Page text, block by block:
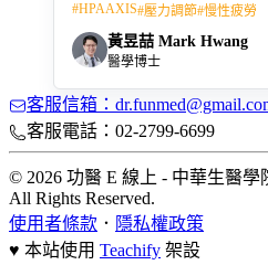
#HPAAXIS#壓力調節#慢性疲勞
黃昱喆 Mark Hwang
醫學博士
客服信箱：
客服電話：02-2799-6699
© 2026 功醫 E 線上 - 中華生醫
All Rights Reserved.
使用者條款 ． 隱私權政策
♥ 本站使用 Teachify 架設